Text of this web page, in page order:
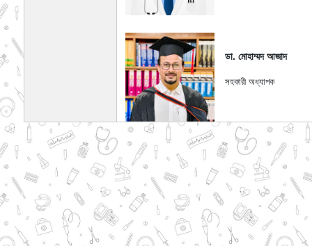
ডা. মোহাম্মদ আজাদ
সহকারী অধ্যাপক